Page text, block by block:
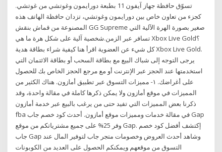
تسوّق حافظة جهاز آيفون 11 بطبعة دورايمون وغوتشي من غوتشي.
كجزء من تعاون خاص بين دورايمون وغوتشي، تزدان حافظة الهاتف هذه
المصنوعة من قماش بنقش GG Supreme صغير بصورة الهرة الآلية التي
تسافر عبر الزمن.شخصية آلية على شكل هرة ما هي Xbox Live Gold؟
كل شيء عن العضوية اقرأ هنا كيفية شراء بطاقة هدية Xbox Live Gold.
يرجى التوجه إلى شباك البيع مع بطاقة السحب أو بطاقة الائتمان التي
استخدمتها عند الحجز عبر الإنترنت أو مع مرجع الحجز الخاص بك للحصول
على أغراضك. ١- مميزات التسوق عبر تطبيق أمازون. هناك الكثير من
المميزات في موقع أمازون ولا يمكن ذكرها كاملة في مقالة واحدة، وقد
ذكرنا بعض المميزات التي تفيد حتى من يرغب بالبيع عبر خدمة أمازون
fba في مقالة خدمات ومميزات موقع أمازون. أحدث كود خصم جاب Gap
وفر 25% على جميع مشترياتكم من موقع Gap. إكتشف أفضل كود خصم
جاب Gap وشاهد أحدث العروض وخصومات متجر جاب لتوفير المال عند
التسوق من موقعهم ويمكنكم الحصول على العديد من الكوبونات